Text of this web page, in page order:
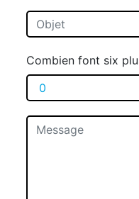
Combien font six